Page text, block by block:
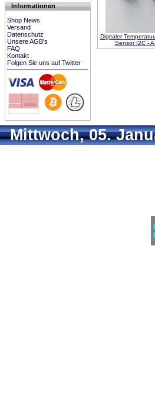
Informationen
Shop News
Versand
Datenschutz
Unsere AGB's
FAQ
Kontakt
Folgen Sie uns auf Twitter
Digitaler
Sensor I2C -
Mittwoch, 05.